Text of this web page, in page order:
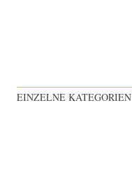
EINZELNE KATEGORIEN